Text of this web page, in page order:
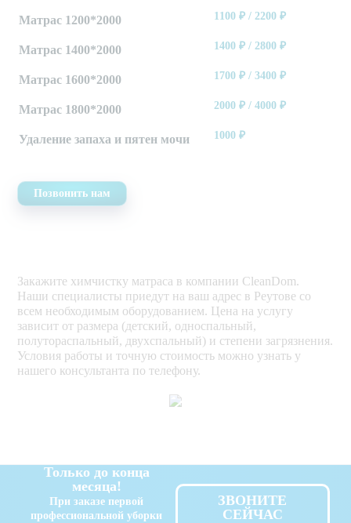
Матрас 1200*2000 1100 ₽ /2200 ₽
Матрас 1400*2000 1400 ₽ /2800 ₽
Матрас 1600*2000 1700 ₽ /3400 ₽
Матрас 1800*2000 2000 ₽ /4000 ₽
Удаление запаха и пятен мочи 1000 ₽
Позвонить нам
Закажите химчистку матраса в компании CleanDom.
Наши специалисты приедут на ваш адрес в Реутове со
всем необходимым оборудованием. Цена на услугу
зависит от размера (детский, односпальный,
полутораспальный, двухспальный) и степени загрязнения.
Условия работы и точную стоимость можно узнать у
нашего консультанта по телефону.
Только до конца
месяца!
При заказе первой
профессиональной уборки
ЗВОНИТЕ
СЕЙЧАС